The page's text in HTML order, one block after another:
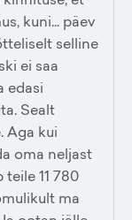
kuni... päev
selline
ei saa
edasi
Sealt
Aga kui
oma neljast
teile 11 780
ma